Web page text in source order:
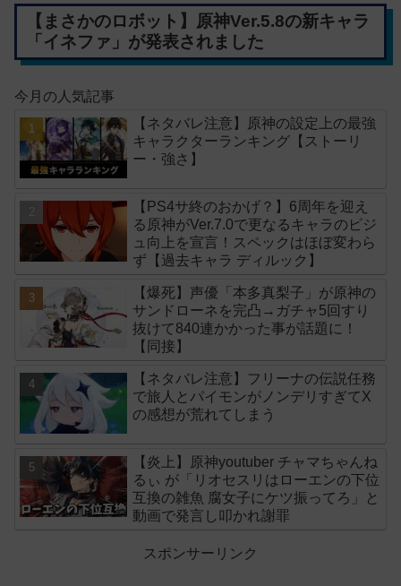
【まさかのロボット】原神Ver.5.8の新キャラ
「イネファ」が発表されました
今月の人気記事
【ネタバレ注意】原神の設定上の最強
キャラクターランキング【ストーリ
ー・強さ】
【PS4サ終のおかげ？】6周年を迎え
る原神がVer.7.0で更なるキャラのビジ
ュ向上を宣言！スペックはほぼ変わら
ず【過去キャラ ディルック】
【爆死】声優「本多真梨子」が原神の
サンドローネを完凸→ガチャ5回すり
抜けて840連かかった事が話題に！
【同接】
【ネタバレ注意】フリーナの伝説任務
で旅人とパイモンがノンデリすぎてX
の感想が荒れてしまう
【炎上】原神youtuber チャマちゃんね
るぃ が「リオセスリはローエンの下位
互換の雑魚 腐女子にケツ振ってろ」と
動画で発言し叩かれ謝罪
スポンサーリンク